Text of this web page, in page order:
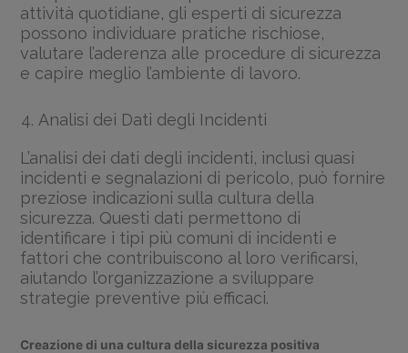
attività quotidiane, gli esperti di sicurezza
possono individuare pratiche rischiose,
valutare l’aderenza alle procedure di sicurezza
e capire meglio l’ambiente di lavoro.
Analisi dei Dati degli Incidenti
L’analisi dei dati degli incidenti, inclusi quasi
incidenti e segnalazioni di pericolo, può fornire
preziose indicazioni sulla cultura della
sicurezza. Questi dati permettono di
identificare i tipi più comuni di incidenti e
fattori che contribuiscono al loro verificarsi,
aiutando l’organizzazione a sviluppare
strategie preventive più efficaci.
Creazione di una cultura della sicurezza positiva